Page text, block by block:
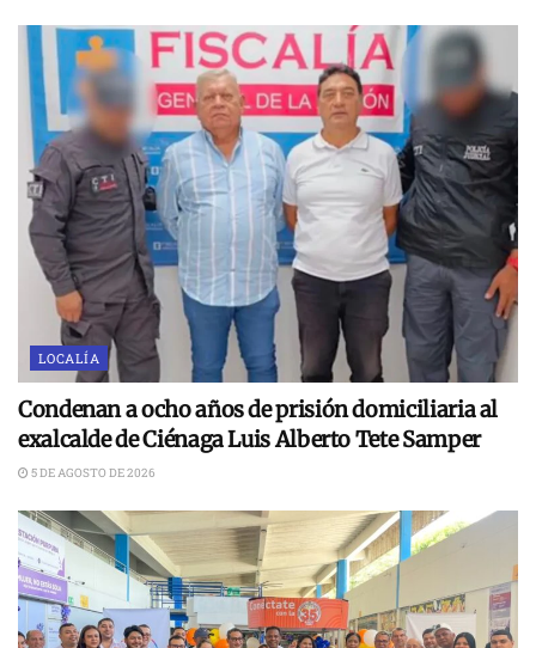
LOCALÍA
Condenan a ocho años de prisión domiciliaria al
exalcalde de Ciénaga Luis Alberto Tete Samper
5 DE AGOSTO DE 2026